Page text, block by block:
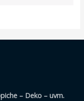
– Deko – uvm.